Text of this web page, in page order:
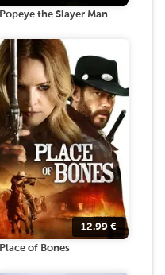
Popeye the Slayer Man
12.99 €
Place of Bones